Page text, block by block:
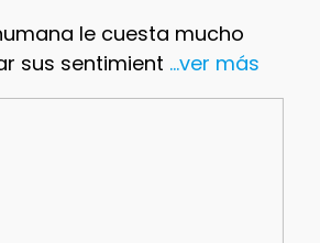
le cuesta mucho
sus sentimient ...ver más